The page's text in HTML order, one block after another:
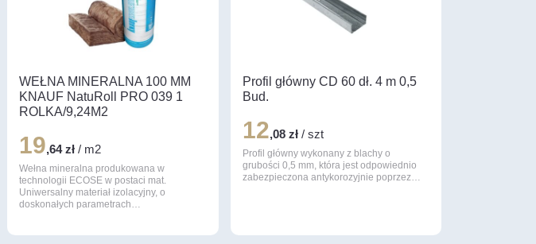
WEŁNA MINERALNA 100 MM
KNAUF NatuRoll PRO 039 1
ROLKA/9,24M2
19,64 zł / m2
Wełna mineralna produkowana w
technologii ECOSE w postaci mat.
Uniwersalny materiał izolacyjny, o
doskonałych parametrach…
Profil główny CD 60 dł. 4 m 0,5
Bud.
12,08 zł/ szt
Profil główny wykonany z blachy o
grubości 0,5 mm, która jest odpowiednio
zabezpieczona antykorozyjnie poprzez…